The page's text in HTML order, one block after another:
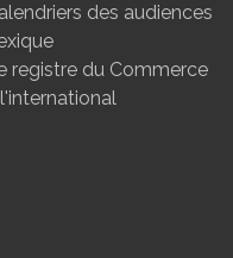
des audiences
registre du Commerce